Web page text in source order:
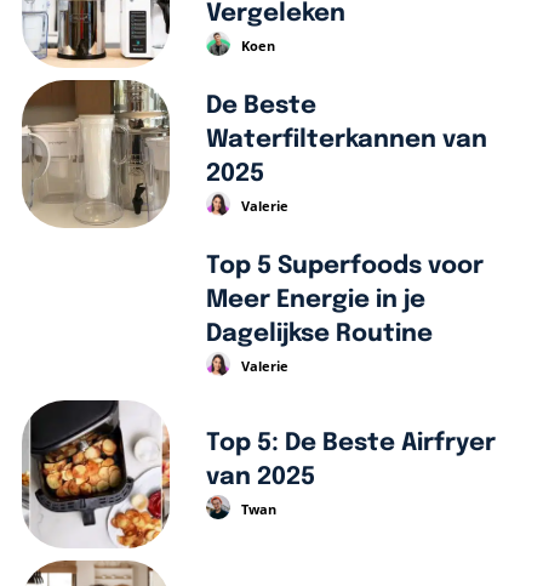
Vergeleken
Koen
De Beste
Waterfilterkannen van
2025
Valerie
Top 5 Superfoods voor
Meer Energie in je
Dagelijkse Routine
Valerie
Top 5: De Beste Airfryer
van 2025
Twan